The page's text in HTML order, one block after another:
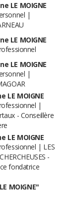
LE MOIGNE
|
LE MOIGNE
LE MOIGNE
|
LE MOIGNE
|
- Conseillère
LE MOIGNE
| LES
-
fondatrice
MOIGNE"